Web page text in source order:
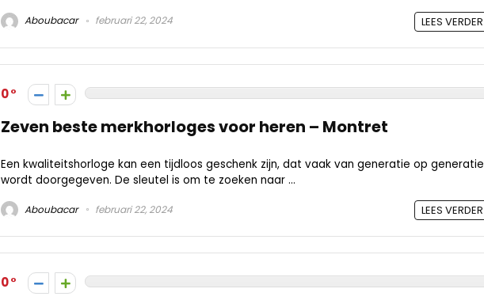
Aboubacar februari 22, 2024 LEES VERDER
0
Zeven beste merkhorloges voor heren – Montret
Een kwaliteitshorloge kan een tijdloos geschenk zijn, dat vaak van generatie op generatie
wordt doorgegeven. De sleutel is om te zoeken naar ...
Aboubacar februari 22, 2024 LEES VERDER
0